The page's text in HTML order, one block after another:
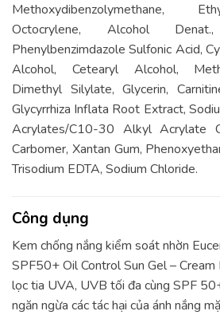
Methoxydibenzolymethane,
Octocrylene, Alcohol
Phenylbenzimdazole Sulfonic Acid,
Alcohol, Cetearyl Alcohol,
Dimethyl Silylate, Glycerin,
Glycyrrhiza Inflata Root Extract,
Acrylates/C10-30 Alkyl Acrylate
Carbomer, Xantan Gum,
Trisodium EDTA, Sodium Chloride.
Công dụng
Kem chống nắng kiểm soát nhờn
SPF50+ Oil Control Sun Gel – Cream
lọc tia UVA, UVB tối đa cùng SPF
ngăn ngừa các tác hại của ánh nắng